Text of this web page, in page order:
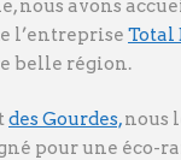
nous avons
l’entreprise Total
belle région.
des Gourdes,nous
pour une éco-